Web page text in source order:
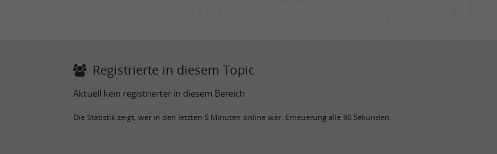
Registrierte in diesem Topic
Aktuell kein registrierter in diesem Bereich
Die Statistik zeigt, wer in den letzten 5 Minuten online war. Erneuerung alle 90 Sekunden.